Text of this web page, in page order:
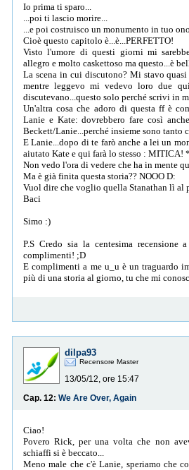
Io prima ti sparo...
...poi ti lascio morire...
...e poi costruisco un monumento in tuo
Cioè questo capitolo è...è...PERFETTO!
Visto l'umore di questi giorni mi
allegro e molto caskettoso ma questo...è
La scena in cui discutono? Mi stavo quasi
mentre leggevo mi vedevo loro due
discutevano...questo solo perché scrivi in
Un'altra cosa che adoro di questa ff è
Lanie e Kate: dovrebbero fare così
Beckett/Lanie...perché insieme sono tanto
E Lanie...dopo di te farò anche a lei un
aiutato Kate e qui farà lo stesso : MITICA!
Non vedo l'ora di vedere che ha in mente
Ma è già finita questa storia?? NOOO D:
Vuol dire che voglio quella Stanathan lì al
Baci
Simo :)
P.S Credo sia la centesima recensione
complimenti! ;D
E complimenti a me u_u è un traguardo
più di una storia al giorno, tu che mi
dilpa93
Recensore Master
13/05/12, ore 15:47
Cap. 12: We Are Over, Again
Ciao!
Povero Rick, per una volta che non
schiaffi si è beccato...
Meno male che c'è Lanie, speriamo che